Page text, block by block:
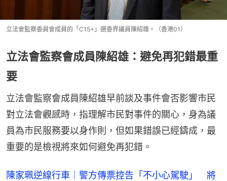
立法會監察委員會成員的「C15+」選委界議員陳紹雄。（香港01）
立法會監察會成員陳紹雄：避免再犯錯最重
要
立法會監察會成員陳紹雄早前談及事件會否影響市民
對立法會觀感時，指理解市民對事件的關心，身為議
員為市民服務要以身作則，但如果錯誤已經鑄成，最
重要的是檢視將來如何避免再犯錯。
陳家珮逆線行車｜警方傳票控告「不小心駕駛」 將